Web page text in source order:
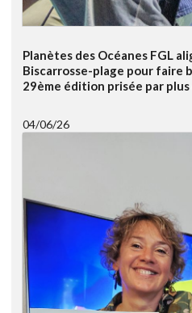
Planètes des Océanes FGL
Biscarrosse-plage pour faire
29ème édition prisée par
04/06/26